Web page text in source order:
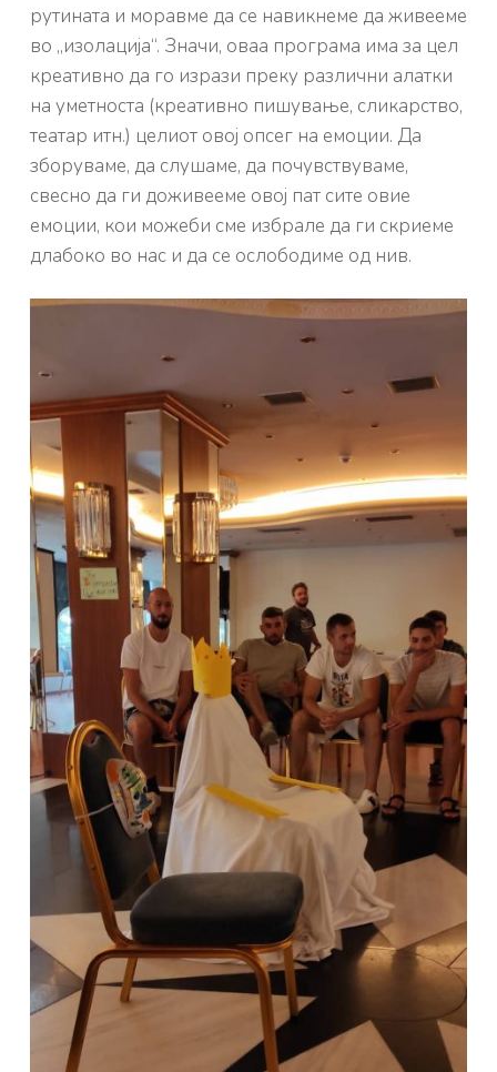
рутината и моравме да се навикнеме да живееме
во „изолација“. Значи, оваа програма има за цел
креативно да го изрази преку различни алатки
на уметноста (креативно пишување, сликарство,
театар итн.) целиот овој опсег на емоции. Да
зборуваме, да слушаме, да почувствуваме,
свесно да ги доживееме овој пат сите овие
емоции, кои можеби сме избрале да ги скриеме
длабоко во нас и да се ослободиме од нив.